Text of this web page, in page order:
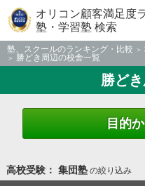
オリコン顧客満足度
塾・学習塾 検索
塾、スクールのランキング・比較
勝どき周辺の校舎一覧
勝ど
目的
高校受験： 集団塾の絞り込み